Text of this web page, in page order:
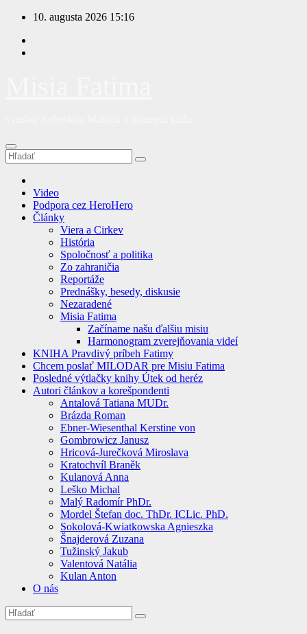
Prejsť
obsah
10. augusta 2026 15:16
Video
Podpora cez HeroHero
Články
Viera a Cirkev
História
Spoločnosť a politika
Zo zahraničia
Reportáže
Prednášky, besedy, diskusie
Nezaradené
Misia Fatima
Začíname našu ďalšiu misiu
Harmonogram zverejňovania videí
KNIHA Pravdivý príbeh Fatimy
Chcem poslať MILODAR pre Misiu Fatima
Posledné výtlačky knihy Útek od heréz
Autori článkov a korešpondenti
Antalová Tatiana MUDr.
Brázda Roman
Ebner-Wiesenthal Kerstine von
Gombrowicz Janusz
Hricová-Jurečková Miroslava
Kratochvíl Braněk
Kulanová Anna
Leško Michal
Malý Radomír PhDr.
Mordel Štefan doc. ThDr. ICLic. PhD.
Sokolová-Kwiatkowska Agnieszka
Šnajderová Zuzana
Tužinský Jakub
Valentová Natália
Kulan Anton
O nás